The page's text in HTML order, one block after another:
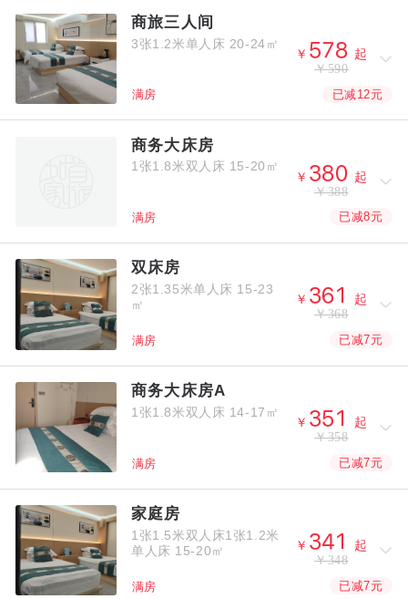
商旅三人间
3张1.2米单人床 20-24㎡
￥  
起
￥590
满房 已减12元
商务大床房
1张1.8米双人床 15-20㎡
￥ 
起
￥388
满房 已减8元
双床房
2张1.35米单人床 15-23
㎡
￥ 
起
￥368
满房 已减7元
商务大床房A
1张1.8米双人床 14-17㎡
￥  
起
￥358
满房 已减7元
家庭房
1张1.5米双人床1张1.2米
单人床 15-20㎡ ￥ 
起
￥348
满房 已减7元